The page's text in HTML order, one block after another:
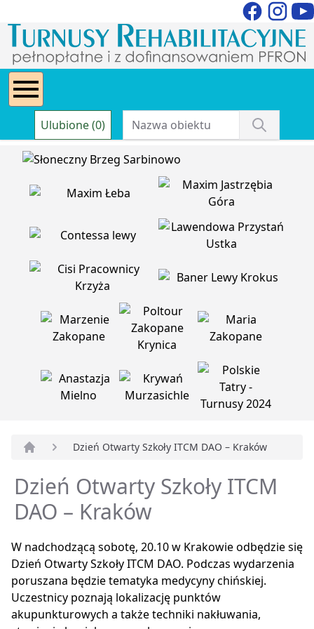
Ulubione (0)
Dzień Otwarty Szkoły ITCM DAO – Kraków
Dzień Otwarty Szkoły ITCM
DAO – Kraków
W nadchodzącą sobotę, 20.10 w Krakowie odbędzie się
Dzień Otwarty Szkoły ITCM DAO. Podczas wydarzenia
poruszana będzie tematyka medycyny chińskiej.
Uczestnicy poznają lokalizację punktów
akupunkturowych a także techniki nakłuwania,